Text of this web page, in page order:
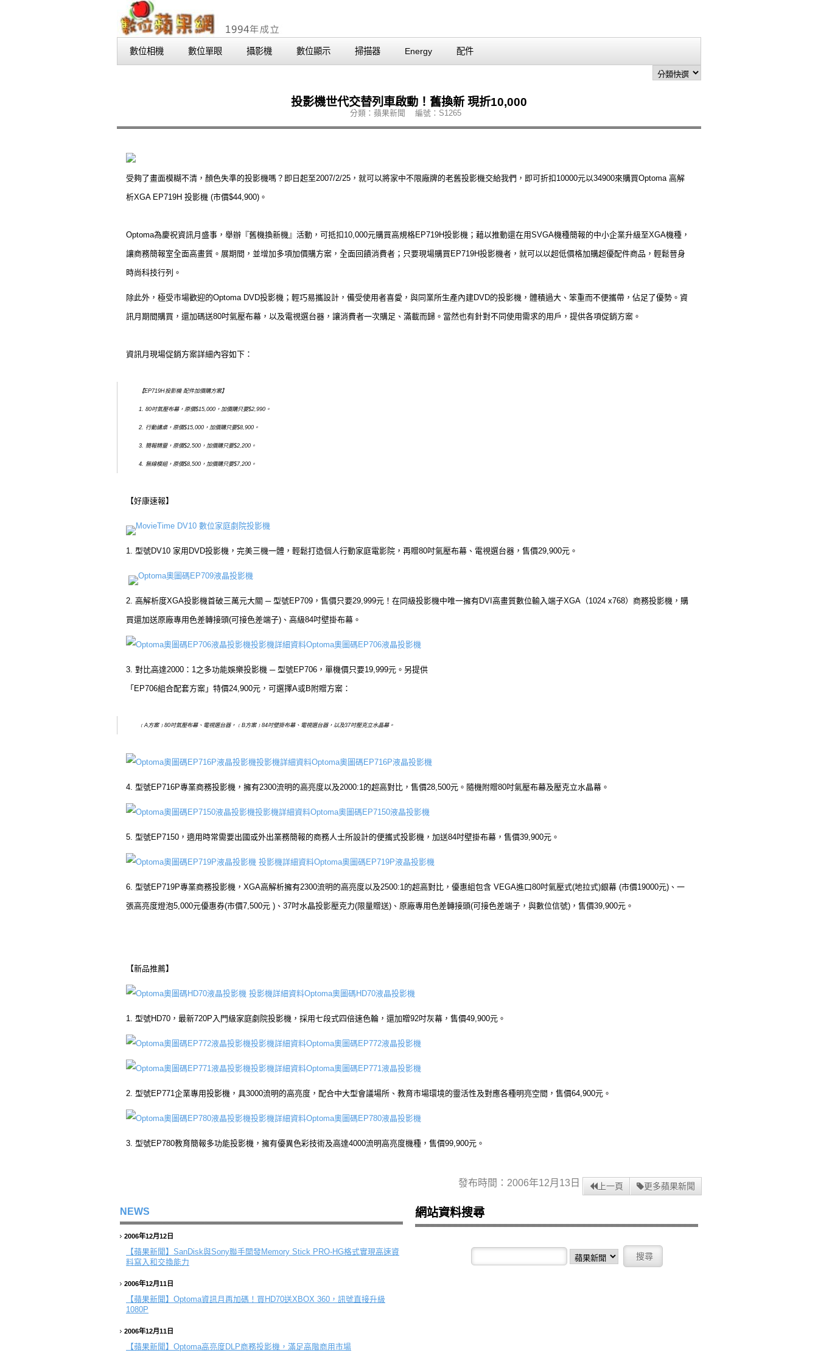
數位相機 數位單眼 攝影機 數位顯示 掃描器 Energy 配件
投影機世代交替列車啟動！舊換新 現折10,000
分類：蘋果新聞 編號：S1265
受夠了畫面模糊不清，顏色失準的投影機嗎？即日起至2007/2/25 ，就可以將家中不限廠牌的老舊投影機交給我們，即可折扣10000元以34900來購買Optoma 高解
析XGA EP719H 投影機 (市價$44,900)。
Optoma為慶祝資訊月盛事，舉辦『舊機換新機』活動，可抵扣10,000元購買高規格EP719H投影機；藉以推動還在用SVGA機種簡報的中小企業升級至XGA機種，
讓商務簡報室全面高畫質。展期間，並增加多項加價購方案，全面回饋消費者；只要現場購買EP719H投影機者，就可以以超低價格加購超優配件商品，輕鬆晉身
時尚科技行列。
除此外，極受市場歡迎的Optoma DVD投影機；輕巧易攜設計，備受使用者喜愛，與同業所生產內建DVD的投影機，體積過大、笨重而不便攜帶，佔足了優勢。資
訊月期間購買，還加碼送80吋氣壓布幕，以及電視選台器，讓消費者一次購足、滿載而歸。當然也有針對不同使用需求的用戶，提供各項促銷方案。
資訊月現場促銷方案詳細內容如下：
【EP719H投影機 配件加價購方案】
1. 80吋氣壓布幕，原價$15,000，加價購只要$2,990。
2. 行動講桌，原價$15,000，加價購只要$8,900。
3. 簡報精靈，原價$2,500，加價購只要$2,200。
4. 無線模組，原價$8,500，加價購只要$7,200。
【好康速報】
MovieTime DV10 數位家庭劇院投影機
1. 型號DV10 家用DVD投影機，完美三機一體，輕鬆打造個人行動家庭電影院，再贈80吋氣壓布幕、電視選台器，售價29,900元。
Optoma奧圖碼EP709液晶投影機
2. 高解析度XGA投影機首破三萬元大關 ─ 型號EP709，售價只要29,999元！在同級投影機中唯一擁有DVI高畫質數位輸入端子XGA（1024 x768）商務投影機，購
買還加送原廠專用色差轉接頭(可接色差端子)、高級84吋壁掛布幕。
Optoma奧圖碼EP706液晶投影機
3. 對比高達2000：1之多功能娛樂投影機 ─ 型號EP706，單機價只要19,999元。另提供
「EP706組合配套方案」特價24,900元，可選擇A或B附贈方案：
﹝A方案﹞80吋氣壓布幕、電視選台器，﹝B方案﹞84吋壁掛布幕、電視選台器，以及37吋壓克立水晶幕。
Optoma奧圖碼EP716P液晶投影機
4. 型號EP716P專業商務投影機，擁有2300流明的高亮度以及2000:1的超高對比，售價28,500元。隨機附贈80吋氣壓布幕及壓克立水晶幕。
Optoma奧圖碼EP7150液晶投影機
5. 型號EP7150，適用時常需要出國或外出業務簡報的商務人士所設計的便攜式投影機，加送84吋壁掛布幕，售價39,900元。
Optoma奧圖碼EP719P液晶投影機
6. 型號EP719P專業商務投影機，XGA高解析擁有2300流明的高亮度以及2500:1的超高對比，優惠組包含 VEGA進口80吋氣壓式(地拉式)銀幕 (市價19000元)、一
張高亮度燈泡5,000元優惠券(市價7,500元 )、37吋水晶投影壓克力(限量贈送)、原廠專用色差轉接頭(可接色差端子，與數位信號)，售價39,900元。
【新品推薦】
Optoma奧圖碼HD70液晶投影機
1. 型號HD70，最新720P入門級家庭劇院投影機，採用七段式四倍速色輪，還加贈92吋灰幕，售價49,900元。
Optoma奧圖碼EP772液晶投影機
Optoma奧圖碼EP771液晶投影機
2. 型號EP771企業專用投影機，具3000流明的高亮度，配合中大型會議場所、教育市場環境的靈活性及對應各種明亮空間，售價64,900元。
Optoma奧圖碼EP780液晶投影機
3. 型號EP780教育簡報多功能投影機，擁有優異色彩技術及高達4000流明高亮度機種，售價99,900元。
發布時間：2006年12月13日 上一頁 更多蘋果新聞
NEWS
2006年12月12日
【蘋果新聞】 SanDisk與Sony聯手開發Memory Stick PRO-HG格式實現高速資
料寫入和交換能力
2006年12月11日
【蘋果新聞】 Optoma資訊月再加碼！買HD70送XBOX 360，訊號直接升級
1080P
2006年12月11日
【蘋果新聞】 Optoma高亮度DLP商務投影機，滿足高階商用市場
網站資料搜尋